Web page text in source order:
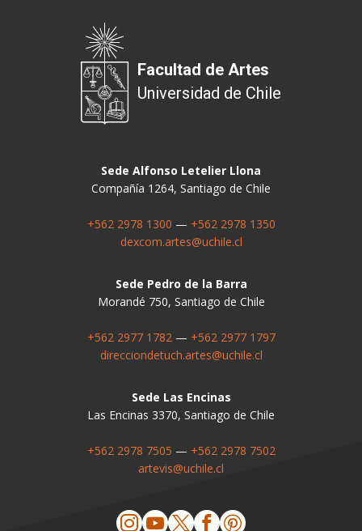
Facultad de Artes
Universidad de Chile
Sede Alfonso Letelier Llona
Compañía 1264, Santiago de Chile
+562 2978 1300 — +562 2978 1350
dexcom.artes@uchile.cl
Sede Pedro de la Barra
Morandé 750, Santiago de Chile
+562 2977 1782— +562 2977 1797
direcciondetuch.artes@uchile.cl
Sede Las Encinas
Las Encinas 3370, Santiago de Chile
+562 2978 7505 — +562 2978 7502
artevis@uchile.cl